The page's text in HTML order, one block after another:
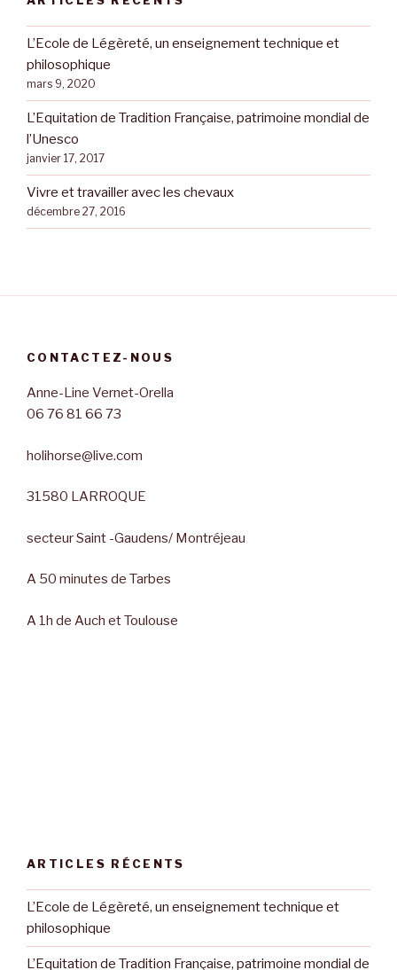
L’Ecole de Légèreté, un enseignement technique et
philosophique
mars 9, 2020
L’Equitation de Tradition Française, patrimoine mondial de
l’Unesco
janvier 17, 2017
Vivre et travailler avec les chevaux
décembre 27, 2016
CONTACTEZ-NOUS
Anne-Line Vernet-Orella
06 76 81 66 73
holihorse@live.com
31580 LARROQUE
secteur Saint -Gaudens/ Montréjeau
A 50 minutes de Tarbes
A 1h de Auch et Toulouse
ARTICLES RÉCENTS
L’Ecole de Légèreté, un enseignement technique et
philosophique
L’Equitation de Tradition Française, patrimoine mondial de